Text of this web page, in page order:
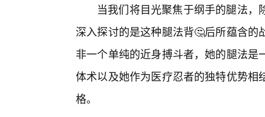
当我们将目光聚焦于纲手的腿法
深入探讨的是这种腿法背🤔后所蕴含
非一个单纯的近身搏斗者，她的腿法
体术以及她作为医疗忍者的独特优势
格。